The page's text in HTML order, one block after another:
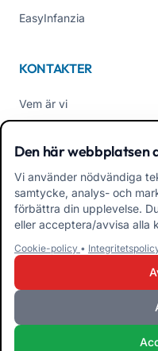
EasyInfanzia
KONTAKTER
Vem är vi
Tel +39 02 84152514
10954111000 - CS € 10.000 -
Den här webbplatsen
Vi använder nödvändiga
samtycke, analys- och
förbättra din upplevelse.
eller acceptera/avvisa alla
Cookie-policy •